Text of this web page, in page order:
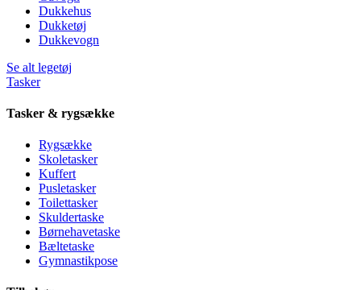
Dukkehus
Dukketøj
Dukkevogn
Se alt legetøj
Tasker
Tasker & rygsække
Rygsække
Skoletasker
Kuffert
Pusletasker
Toilettasker
Skuldertaske
Børnehavetaske
Bæltetaske
Gymnastikpose